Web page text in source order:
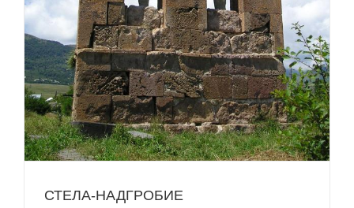
СТЕЛА-НАДГРОБИЕ